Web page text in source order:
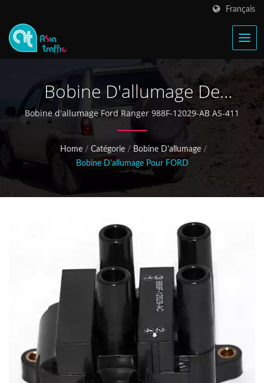
Français
Bobine D'allumage De
Voiture, Pièces D'allumage
Automobile, Pièces De
Rechange Pour Voiture
Bobine d'allumage Ford Ranger 988F-12029-AB AS-411
Home / Catégorie / Bobine D'allumage /
Bobine D'allumage Pour FORD